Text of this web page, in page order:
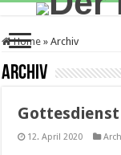
Home » Archiv
Archiv
12. April 2020